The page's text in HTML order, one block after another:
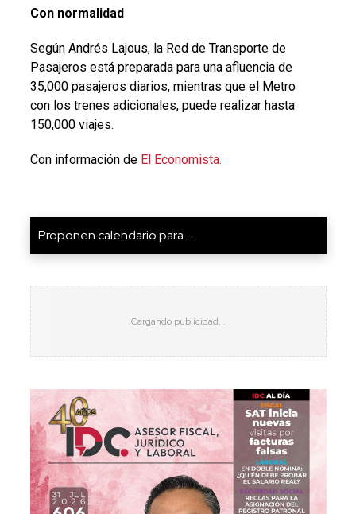
Con normalidad
Según Andrés Lajous, la Red de Transporte de
Pasajeros está preparada para una afluencia de
35,000 pasajeros diarios, mientras que el Metro
con los trenes adicionales, puede realizar hasta
150,000 viajes.
Con información de El Economista.
Proponen calendario para ...